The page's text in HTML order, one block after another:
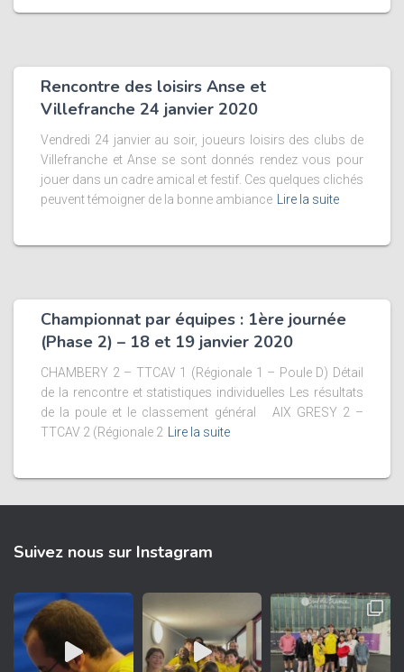
Rencontre des loisirs Anse et
Villefranche 24 janvier 2020
Vendredi 24 janvier au soir, joueurs loisirs des clubs de
Villefranche et Anse se sont donnés rendez vous pour
jouer dans un cadre amical et festif. Ces quelques clichés
peuvent témoigner de la bonne ambiance
Lire la suite
Championnat par équipes : 1ère journée
(Phase 2) – 18 et 19 janvier 2020
CHAMBERY 2 – TTCAV 1 (Régionale 1 – Poule D) Détail
de la rencontre et statistiques individuelles Les résultats
de la poule et le classement général AIX GRESY 2 –
TTCAV 2 (Régionale 2
Lire la suite
Suivez nous sur Instagram